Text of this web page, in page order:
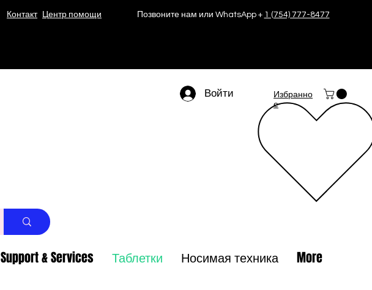
Контакт Центр помощи Позвоните нам или WhatsApp + 1 (754) 777-8477
Войти
Избранно
е
Support & Services Таблетки Носимая техника More